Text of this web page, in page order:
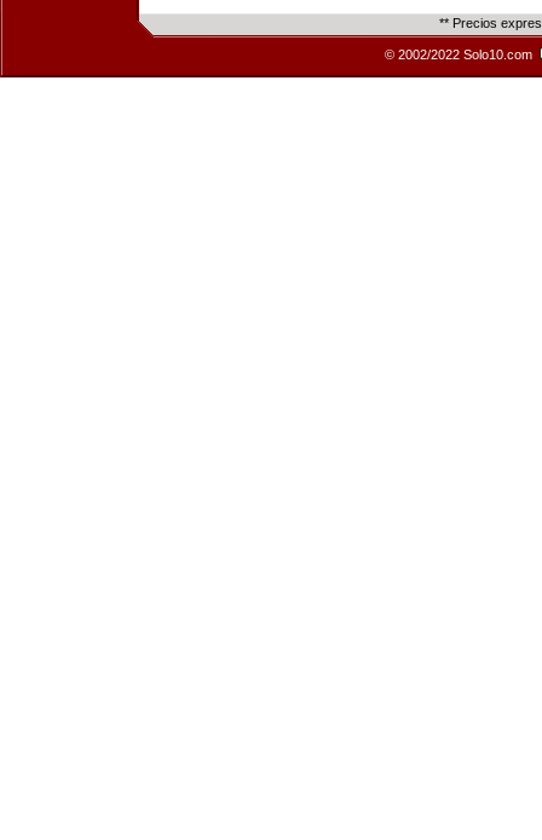
** Precios
© 2002/2022 Solo10.com